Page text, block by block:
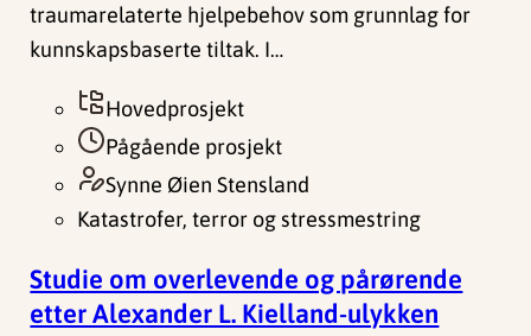
traumarelaterte hjelpebehov som grunnlag for
kunnskapsbaserte tiltak. I…
Hovedprosjekt
Pågående prosjekt
Synne Øien Stensland
Katastrofer, terror og stressmestring
Studie om overlevende og pårørende
etter Alexander L. Kielland-ulykken